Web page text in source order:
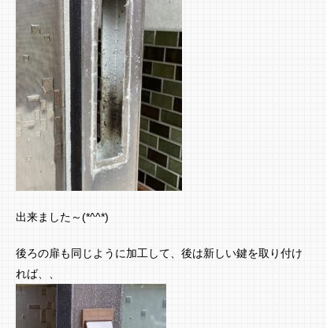
出来ました～(*^^*)
後ろの扉も同じように加工して、後は新しい鍵を取り付け
れば、、